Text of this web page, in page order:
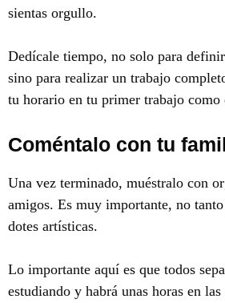
sientas orgullo.
Dedícale tiempo, no solo para
sino para realizar un trabajo
tu horario en tu primer trabajo como
Coméntalo con tu
Una vez terminado, muéstralo con
amigos. Es muy importante, no
dotes artísticas.
Lo importante aquí es que todos
estudiando y habrá unas horas en las